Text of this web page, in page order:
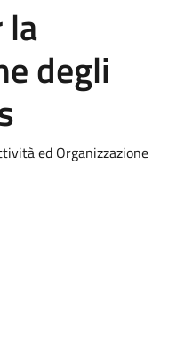
la
degli
ed Organizzazione